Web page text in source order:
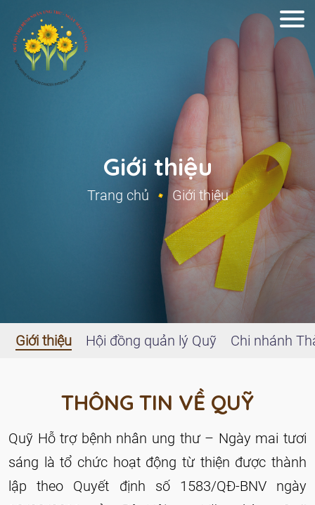
Giới thiệu
Trang chủ Giới thiệu
Giới thiệu Hội đồng quản lý Quỹ Chi nhánh
THÔNG TIN VỀ QUỸ
Quỹ Hỗ trợ bệnh nhân ung thư – Ngày mai tươi
sáng là tổ chức hoạt động từ thiện được thành
lập theo Quyết định số 1583/QĐ-BNV ngày